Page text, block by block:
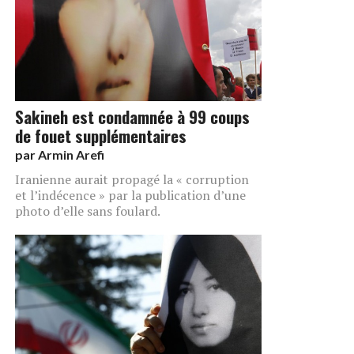
Sakineh est condamnée à 99 coups
de fouet supplémentaires
par Armin Arefi
Iranienne aurait propagé la « corruption
et l’indécence » par la publication d’une
photo d’elle sans foulard.